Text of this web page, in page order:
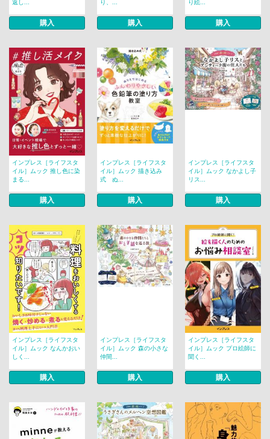
返し...
購入
り、...
購入
り絵...
購入
インプレス［ライフスタ
イル］ムック 推し色に染
まる...
購入
インプレス［ライフスタ
イル］ムック 描き込み
式 ぬ...
購入
インプレス［ライフスタ
イル］ムック なかよし子
リス...
購入
インプレス［ライフスタ
イル］ムック なんかおい
しく...
購入
インプレス［ライフスタ
イル］ムック 森の小さな
仲間...
購入
インプレス［ライフスタ
イル］ムック プロ絵師に
聞く...
購入